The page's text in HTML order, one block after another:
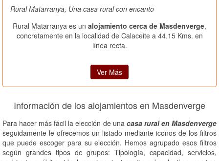
Rural Matarranya, Una casa rural con encanto
Rural Matarranya es un alojamiento cerca de Masdenverge,
concretamente en la localidad de Calaceite a 44.15 Kms. en
línea recta.
Ver Más
Información de los alojamientos en Masdenverge
Para hacer más fácil la elección de una casa rural en Masdenverge
seguidamente le ofrecemos un listado mediante iconos de los filtros
que puede escoger para su elección. Hemos agrupado esos filtros
según grandes tipos de grupos: Tipología, capacidad, servicios,